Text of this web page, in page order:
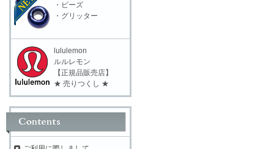
・ビーズ
・グリッター
lululemon
ルルレモン
【正規品販売店】
★ 売りつくし ★